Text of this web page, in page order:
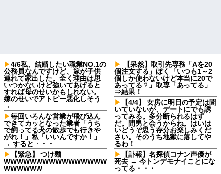
4/6私、結婚したい職業NO.1の
公務員なんですけど、嫁が子供
連れて家出した。全く理由は思
いつかないけど強いてあげると
すれば母のせいかもしれない。
嫁のせいでアトピー悪化しそう
→
毎回いろんな営業が飛び込ん
できてカッとなった業者「うち
で飼ってる犬の散歩でも行きや
がれ！」私「いいんですか！」
→ すると・・・
【緊急】 つけ麺
WWWWWWWWWWWWWWWW
WWWWWW
【呆然】取引先専務「Aを20
個注文する」ぼく「いつも1～2
個しか使わないけど本当に20で
あってる？」取専「あってる」
⇒結果！
【4/4】 女房に明日の予定は聞
いていないが、デートにでも誘
ってみる。多分断られるはず
だ。間男と会うからね。はいは
いどうぞ思う存分お楽しみくだ
さい。そのうち地獄に落してや
るわ！
【訃報】名探偵コナン声優が
死去 → 今トンデモナイことにな
ってる・・・